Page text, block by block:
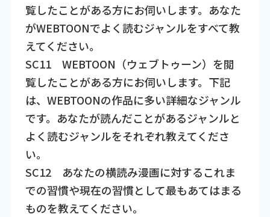
覧したことがある方にお伺いします。あなた
がWEBTOONでよく読むジャンルをすべて教
えてください。
SC11 WEBTOON（ウェブトゥーン）を閲
覧したことがある方にお伺いします。下記
は、WEBTOONの作品に多い詳細なジャンル
です。あなたが読んだことがあるジャンルと
よく読むジャンルをそれぞれ教えてくださ
い。
SC12 あなたの横読み漫画に対するこれま
での習慣や現在の習慣として最もあてはまる
ものを教えてください。